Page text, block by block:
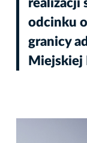
realizacji
odcinku
granicy
Miejskiej